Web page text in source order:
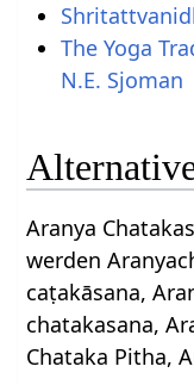
The Yoga
N.E. Sjoman
Aranya
werden
caṭakāsana,
chatakasana,
Chataka Pitha,